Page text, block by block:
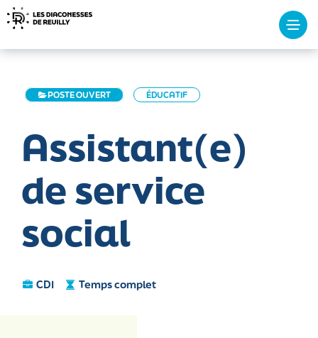
POSTE OUVERT ÉDUCATIF
Assistant(e)
de service
social
CDI Temps complet